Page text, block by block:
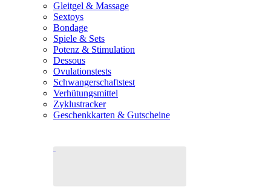
Gleitgel & Massage
Sextoys
Bondage
Spiele & Sets
Potenz & Stimulation
Dessous
Ovulationstests
Schwangerschaftstest
Verhütungsmittel
Zyklustracker
Geschenkkarten & Gutscheine